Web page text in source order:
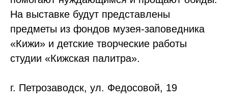
На выставке будут представлены
предметы из фондов музея-заповедника
«Кижи» и детские творческие работы
студии «Кижская палитра».
г. Петрозаводск, ул. Федосовой, 19